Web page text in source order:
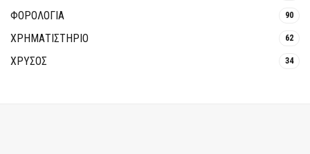
ΦΟΡΟΛΟΓΙΑ 90
ΧΡΗΜΑΤΙΣΤΗΡΙΟ 62
ΧΡΥΣΟΣ 34